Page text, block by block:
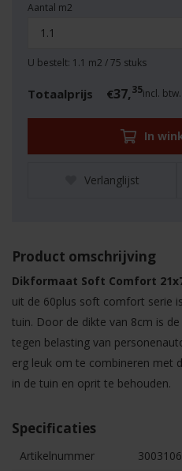
Aantal m2
U bestelt: 1.1 m2 /75 stuks
Totaalprijs €37,35incl. btw.
In
Verlanglijst
Product omschrijving
Dikformaat Soft Comfort
uit de 60plus soft comfort serie
tuin. Door de dikte van 8cm is
tegen belasting van
erg leuk om te combineren met
in de tuin en oprit te behouden.
Specificaties
Artikelnummer
3003106